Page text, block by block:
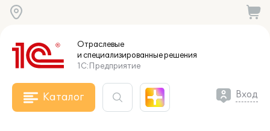
Отраслевые
и специализированныерешения
1С:Предприятие
Каталог Вход